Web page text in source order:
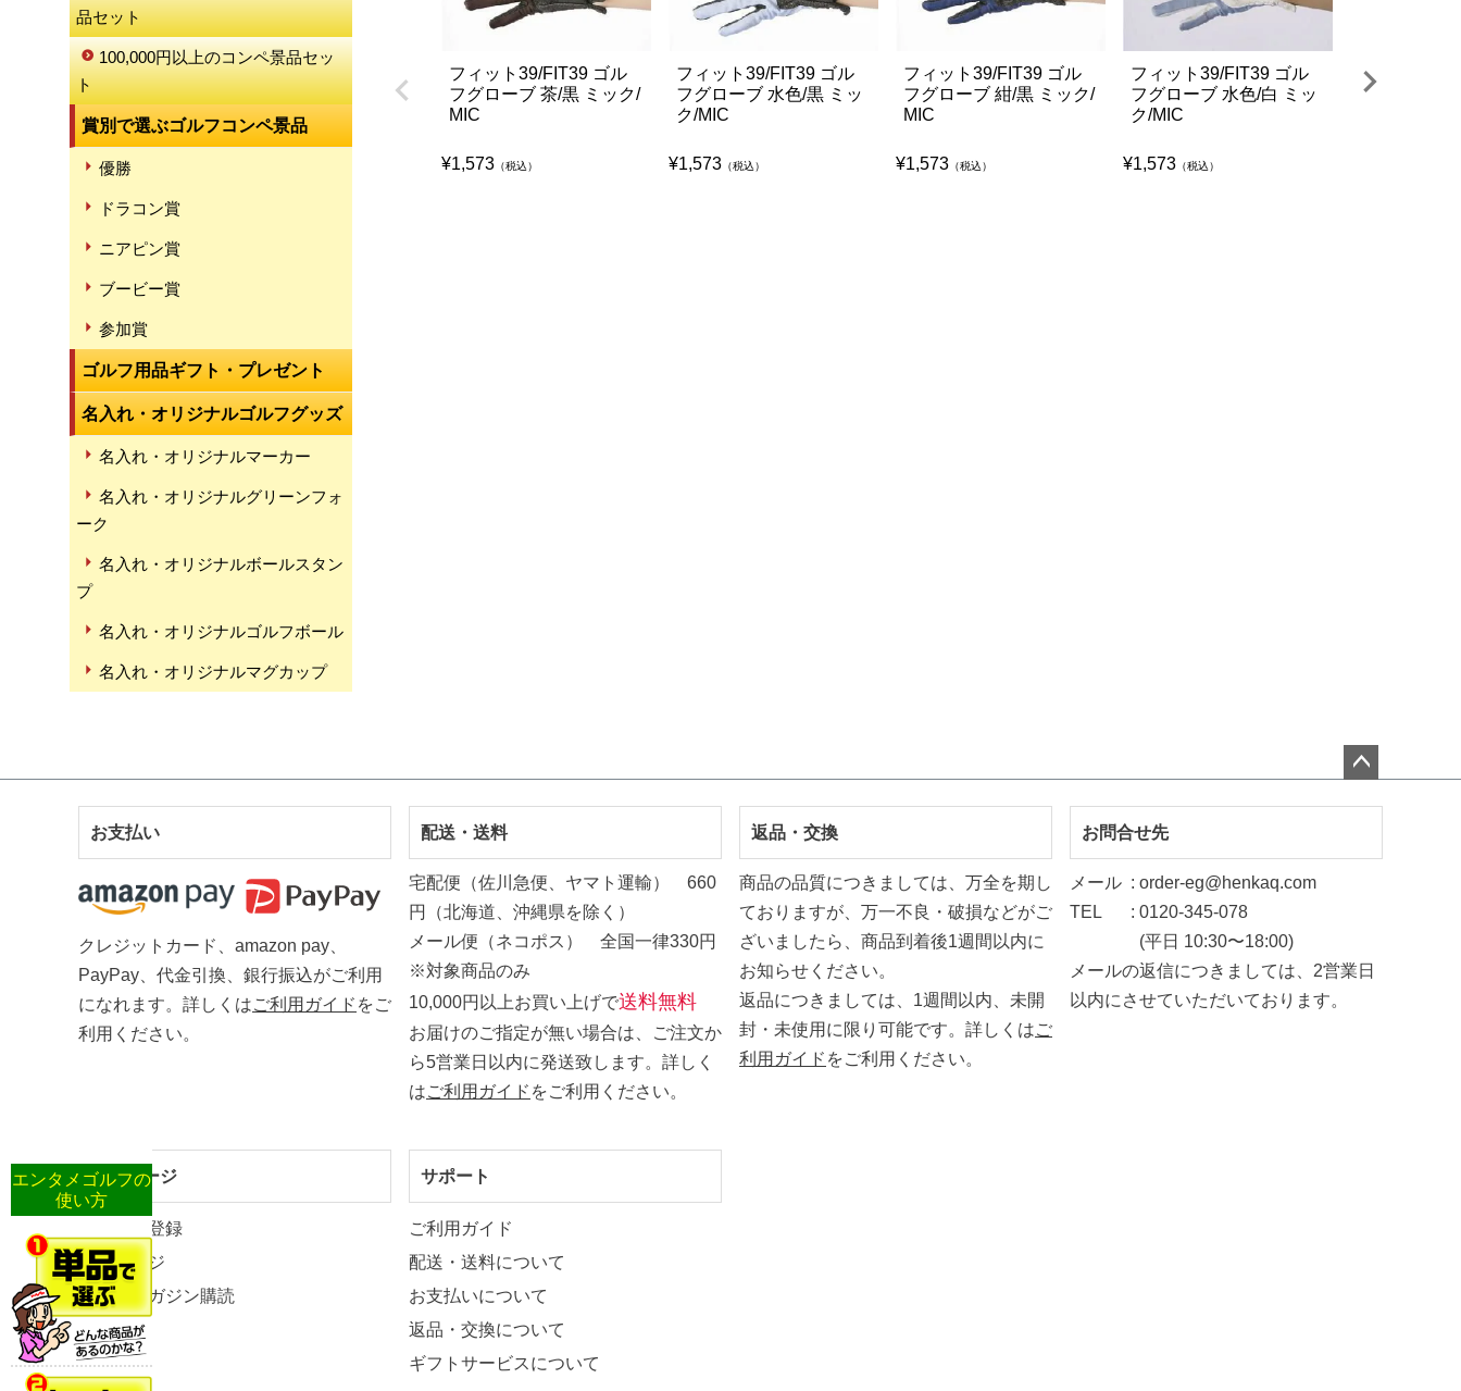
品セット
100,000円以上のコンペ景品セッ
ト
賞別で選ぶゴルフコンペ景品
優勝
ドラコン賞
ニアピン賞
ブービー賞
参加賞
ゴルフ用品ギフト・プレゼント
名入れ・オリジナルゴルフグッズ
名入れ・オリジナルマーカー
名入れ・オリジナルグリーンフォ
ーク
名入れ・オリジナルボールスタン
プ
名入れ・オリジナルゴルフボール
名入れ・オリジナルマグカップ
フィット39/FIT39 ゴル
フグローブ 茶/黒 ミック/
MIC
¥1,573 （税込）
フィット39/FIT39 ゴル
フグローブ 水色/黒 ミッ
ク/MIC
¥1,573 （税込）
フィット39/FIT39 ゴル
フグローブ 紺/黒 ミック/
MIC
¥1,573 （税込）
フィット39/FIT39 ゴル
フグローブ 水色/白 ミッ
ク/MIC
¥1,573 （税込）
フィット39/
フグローブ
ップ
お支払い
クレジットカード、amazon pay、
PayPay、代金引換、銀行振込がご利用
になれます。詳しくはご利用ガイド をご
利用ください。
配送・送料
宅配便（佐川急便、ヤマト運輸） 660
円（北海道、沖縄県を除く）
メール便（ネコポス） 全国一律330円
※対象商品のみ
10,000円以上お買い上げで送料無料
お届けのご指定が無い場合は、ご注文か
ら5営業日以内に発送致します。詳しく
はご利用ガイド をご利用ください。
返品・交換
商品の品質につきましては、万全を期し
ておりますが、万一不良・破損などがご
ざいましたら、商品到着後1週間以内に
お知らせください。
返品につきましては、1週間以内、未開
封・未使用に限り可能です。詳しくはご
利用ガイド をご利用ください。
お問合せ先
メール
order-eg@henkaq.com
TEL
0120-345-078
(平日 10:30〜18:00)
メールの返信につきましては、2営業日
以内にさせていただいております。
マイページ
新規会員登録
マイページ
メールマガジン購読
サポート
ご利用ガイド
配送・送料について
お支払いについて
返品・交換について
ギフトサービスについて
エンタメゴルフの
使い方